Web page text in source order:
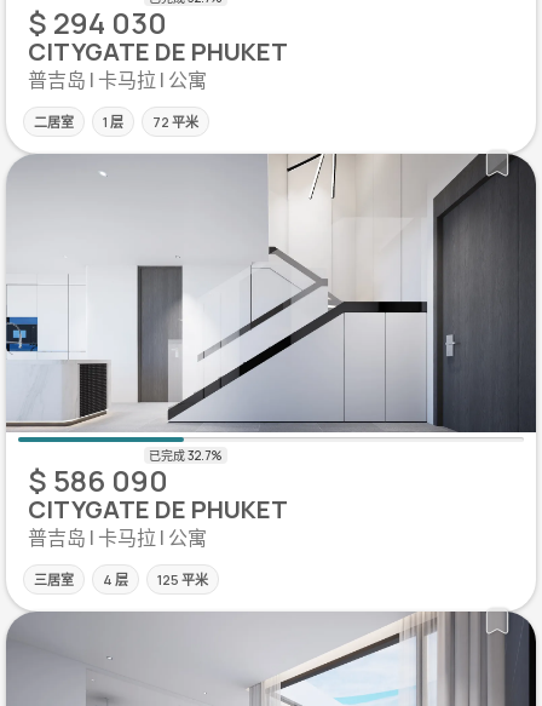
$ 294 030
CITYGATE DE PHUKET
普吉岛 | 卡马拉 | 公寓
二居室 1 层 72 平米
$ 586 090
CITYGATE DE PHUKET
普吉岛 | 卡马拉 | 公寓
三居室 4 层 125 平米